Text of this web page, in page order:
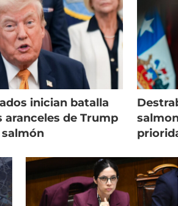
inician batalla
aranceles de Trump